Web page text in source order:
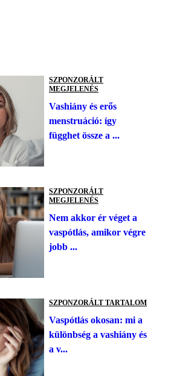
SZPONZORÁLT
MEGJELENÉS
Vashiány és erős
menstruáció: így
függhet össze a ...
SZPONZORÁLT
MEGJELENÉS
Nem akkor ér véget a
vaspótlás, amikor végre
jobb ...
SZPONZORÁLT TARTALOM
Vaspótlás okosan: mi a
különbség a vashiány és
a v...